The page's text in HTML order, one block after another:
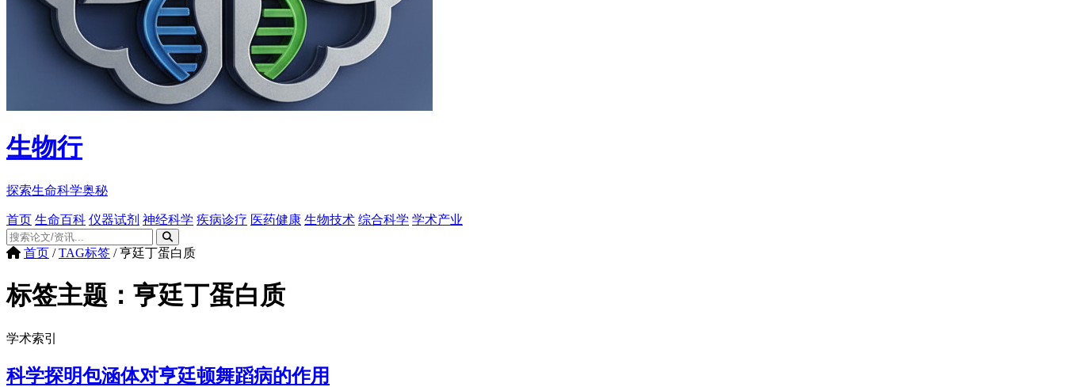
生物行
探索生命科学奥秘
首页 生命百科 仪器试剂 神经科学 疾病诊疗 医药健康 生物技术 综合科学 学术产业
首页 / TAG标签 / 亨廷丁蛋白质
标签主题： 亨廷丁蛋白质
学术索引
科学探明包涵体对亨廷顿舞蹈病的作用